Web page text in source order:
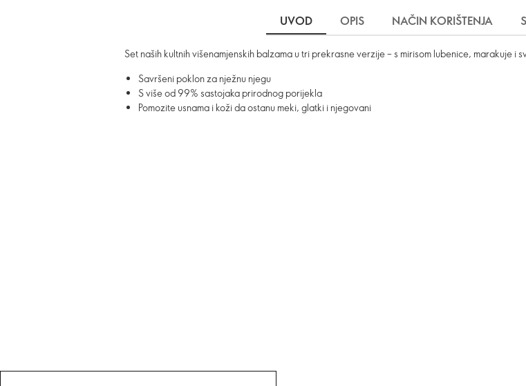
UVOD OPIS NAČIN KORIŠTENJA
Set naših kultnih višenamjenskih balzama u tri prekrasne verzije – s mirisom lubenice, marakuje i
Savršeni poklon za nježnu njegu
S više od 99% sastojaka prirodnog porijekla
Pomozite usnama i koži da ostanu meki, glatki i njegovani